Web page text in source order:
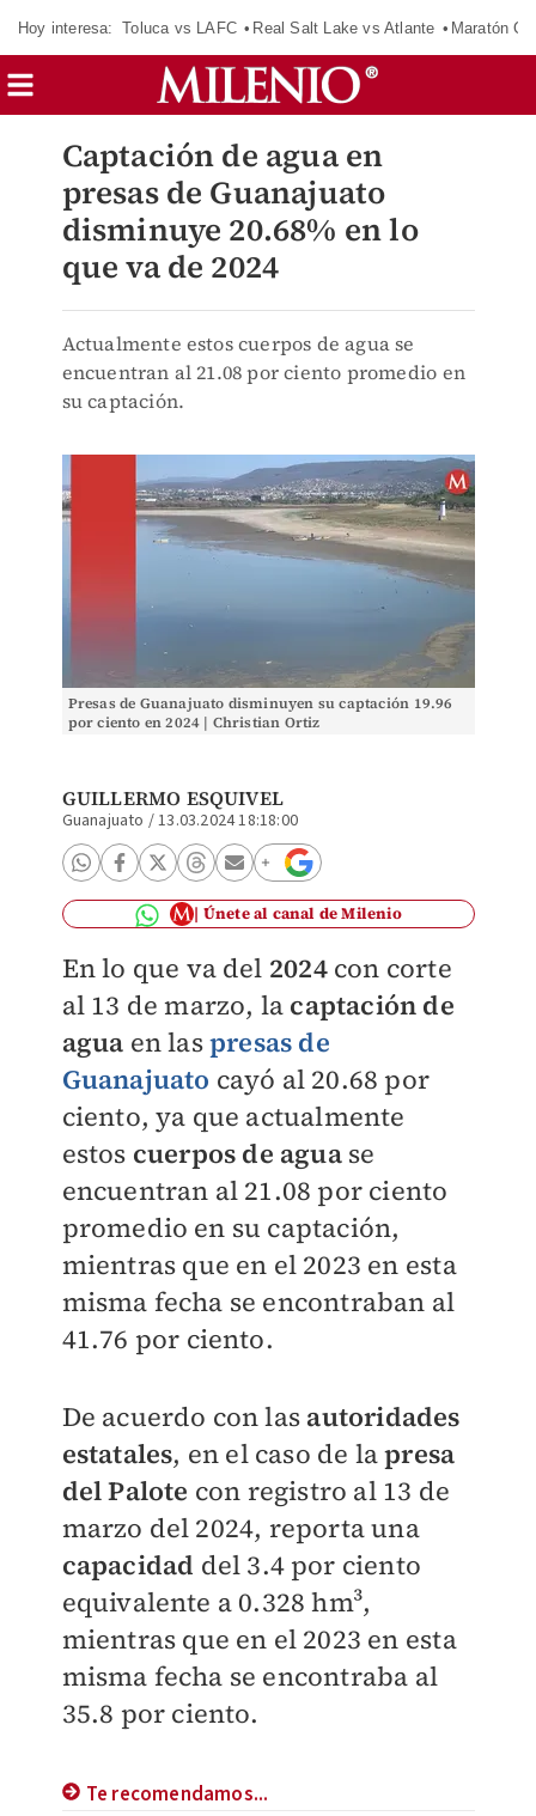
Hoy interesa: Toluca vs LAFC Real Salt Lake vs Atlante Maratón
Captación de agua en
presas de Guanajuato
disminuye 20.68% en lo
que va de 2024
Actualmente estos cuerpos de agua se
encuentran al 21.08 por ciento promedio en
su captación.
Presas de Guanajuato disminuyen su captación 19.96
por ciento en 2024 | Christian Ortiz
GUILLERMO ESQUIVEL
Guanajuato /13.03.2024 18:18:00
Únete al canal de Milenio
En lo que va del 2024 con corte
al 13 de marzo, la captación de
agua en laspresas de
Guanajuato cayó al 20.68 por
ciento, ya que actualmente
estos cuerpos de aguase
encuentran al 21.08 por ciento
promedio en su captación,
mientras que en el 2023 en esta
misma fecha se encontraban al
41.76 por ciento.
De acuerdo con las autoridades
estatales, en el caso de lapresa
del Palote con registro al 13 de
marzo del 2024, reporta una
capacidad del 3.4 por ciento
equivalente a 0.328 hm³,
mientras que en el 2023 en esta
misma fecha se encontraba al
35.8 por ciento.
Te recomendamos...